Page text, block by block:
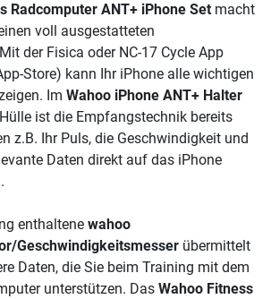
Radcomputer ANT+ iPhone Set macht
voll ausgestatteten
der Fisica oder NC-17 Cycle App
Store) kann Ihr iPhone alle wichtigen
Im Wahoo iPhone ANT+ Halter
ist die Empfangstechnik bereits
z.B. Ihr Puls, die Geschwindigkeit und
Daten direkt auf das iPhone
enthaltene wahoo
Geschwindigkeitsmesser übermittelt
Daten, die Sie beim Training mit dem
unterstützen. Das Wahoo Fitness